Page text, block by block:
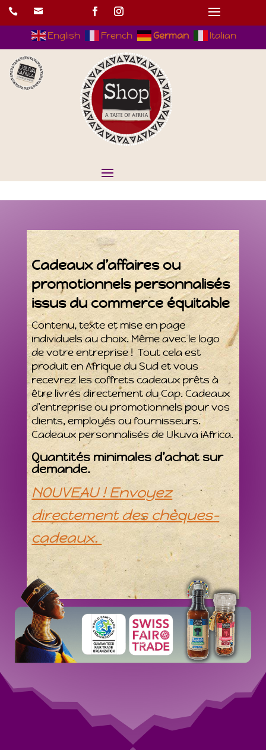
 
English French German Italian
Cadeaux d’affaires ou
promotionnels personnalisés
issus du commerce équitable
Contenu, texte et mise en page
individuels au choix. Même avec le logo
de votre entreprise ! Tout cela est
produit en Afrique du Sud et vous
recevrez les coffrets cadeaux prêts à
être livrés directement du Cap. Cadeaux
d’entreprise ou promotionnels pour vos
clients, employés ou fournisseurs.
Cadeaux personnalisés de Ukuva iAfrica.
Quantités minimales d’achat sur
demande.
NOUVEAU ! Envoyez
directement des chèques-
cadeaux.